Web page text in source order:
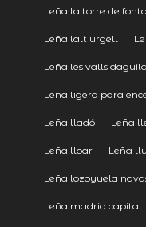
Leña la torre de
Leña lalt urgell
Leña les valls
Leña ligera para
Leña lladó Leña
Leña lloar Leña
Leña lozoyuela
Leña madrid capital